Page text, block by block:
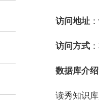
访问地址 ：
访问方式
数据库介绍
读秀知识